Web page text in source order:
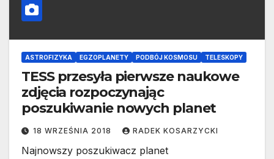
ASTROFIZYKA EGZOPLANETY PODBÓJ KOSMOSU TELESKOPY
TESS przesyła pierwsze naukowe
zdjęcia rozpoczynając
poszukiwanie nowych planet
18 WRZEŚNIA 2018 RADEK KOSARZYCKI
Najnowszy poszukiwacz planet